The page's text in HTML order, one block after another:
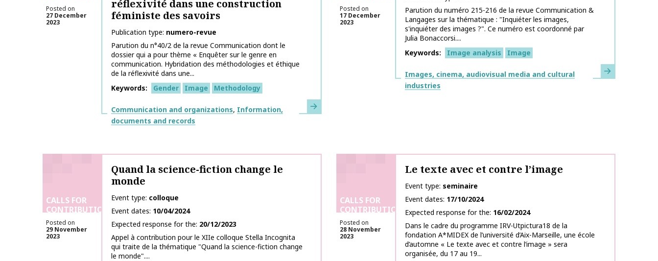
Posted on
27 December
2023
réflexivité dans une construction
féministe des savoirs
Publication type numero-revue
Parution du n°40/2 de la revue Communication dont le
dossier qui a pour thème « Enquêter sur le genre en
communication. Hybridation des méthodologies et éthique
de la réflexivité dans une...
Keywords
Gender Image Methodology
Themes
Communication and organizations Information,
documents and records
Learn more
Posted on
17 December
2023
Parution du numéro 215-216 de la revue Communication &
Langages sur la thématique : "Inquiéter les images,
s'inquiéter des images ?". Ce numéro est coordonné par
Julia Bonaccorsi....
Keywords
Image analysis Image
Themes
Images, cinema, audiovisual media and cultural
industries
Learn more
CALLS FOR
CONTRIBUTIONS
Posted on
29 November
2023
Quand la science-fiction change le
monde
Event type colloque
Event dates 10/04/2024
Expected response for the 20/12/2023
Appel à contribution pour le XIIe colloque Stella Incognita
qui traite de la thématique "Quand la science-fiction change
le monde"....
CALLS FOR
CONTRIBUTIONS
Posted on
28 November
2023
Le texte avec et contre l’image
Event type seminaire
Event dates 17/10/2024
Expected response for the 16/02/2024
Dans le cadre du programme IRV-Utpictura18 de la
fondation A*MIDEX de l’université d’Aix-Marseille, une école
d’automne « Le texte avec et contre l’image » sera
organisée, du 17 au 19...